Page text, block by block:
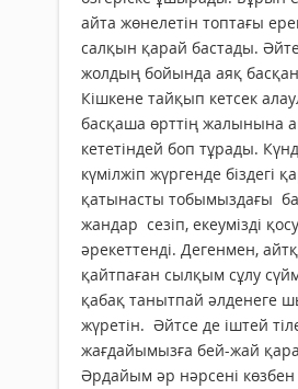
айта жөнелетін топтағы
салқын қарай бастады.
жолдың бойында аяқ
Кішкене тайқып кетсек
басқаша өрттің жалынына
кететіндей боп тұрады.
күмілжіп жүргенде біздегі
қатынасты тобымыздағы
жандар сезіп, екеумізді
әрекеттенді. Дегенмен,
қайтпаған сылқым сұлу
қабақ танытпай әлденеге
жүретін. Әйтсе де іштей
жағдайымызға бей-жай
Әрдайым әр нәрсені көзбен